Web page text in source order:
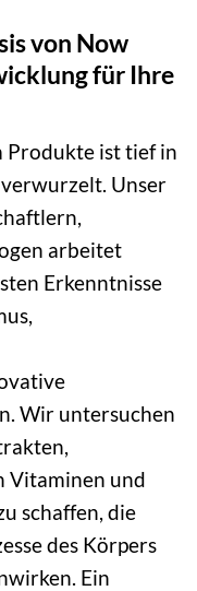
von Now
für Ihre
Produkte ist tief in
Unser
arbeitet
Erkenntnisse
Wir untersuchen
Vitaminen und
schaffen, die
des Körpers
Ein